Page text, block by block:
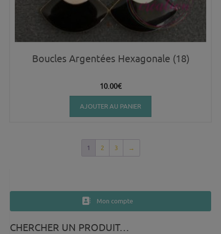
Boucles Argentées Hexagonale (18)
10.00€
AJOUTER AU PANIER
1 2 3 →
Mon compte
CHERCHER UN PRODUIT…